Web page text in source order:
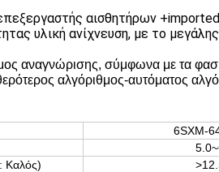
αισθητήρων
υλική ανίχνευση, με το
αναγνώρισης, σύμφωνα με τα
αλγόριθμος-αυτόματος
6SXM-
Καλός)